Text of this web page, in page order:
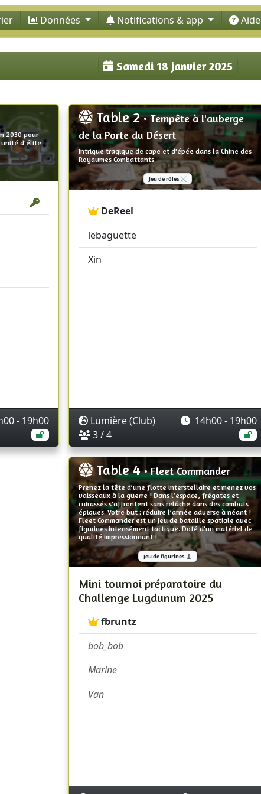
Données Notifications & app Aide
Samedi 18 janvier 2025
2030 pour
unité d'élite
- 19h00
Table 2• Tempête à l'auberge
de la Porte du Désert
Intrigue tragique de cape et d'épée dans la Chine des
Royaumes Combattants.
Jeu de rôles ⚔️
DeReel
lebaguette
Xin
Lumière (Club)
14h00 - 19h00
3 / 4
Table 4• Fleet Commander
Prenez la tête d’une flotte interstellaire et menez vos
vaisseaux à la guerre ! Dans l’espace, frégates et
cuirassés s’affrontent sans relâche dans des combats
épiques. Votre but : réduire l’armée adverse à néant !
Fleet Commander est un jeu de bataille spatiale avec
figurines intensément tactique. Doté d’un matériel de
qualité impressionnant !
Jeu de figurines ♟️
Mini tournoi préparatoire du
Challenge Lugdunum 2025
fbruntz
bob_bob
Marine
Van